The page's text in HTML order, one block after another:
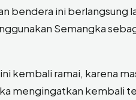
bendera ini berlangsung
Semangka
kembali ramai, karena
mengingatkan kembali